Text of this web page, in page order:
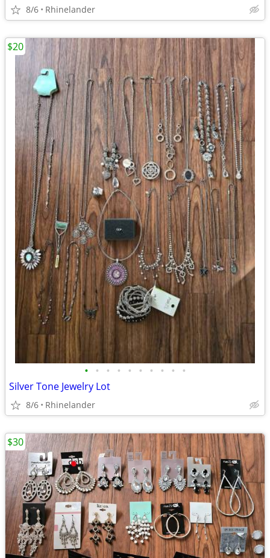
8/6 Rhinelander
• • • • • • • • • •
Silver Tone Jewelry Lot
8/6 Rhinelander
$20
$30